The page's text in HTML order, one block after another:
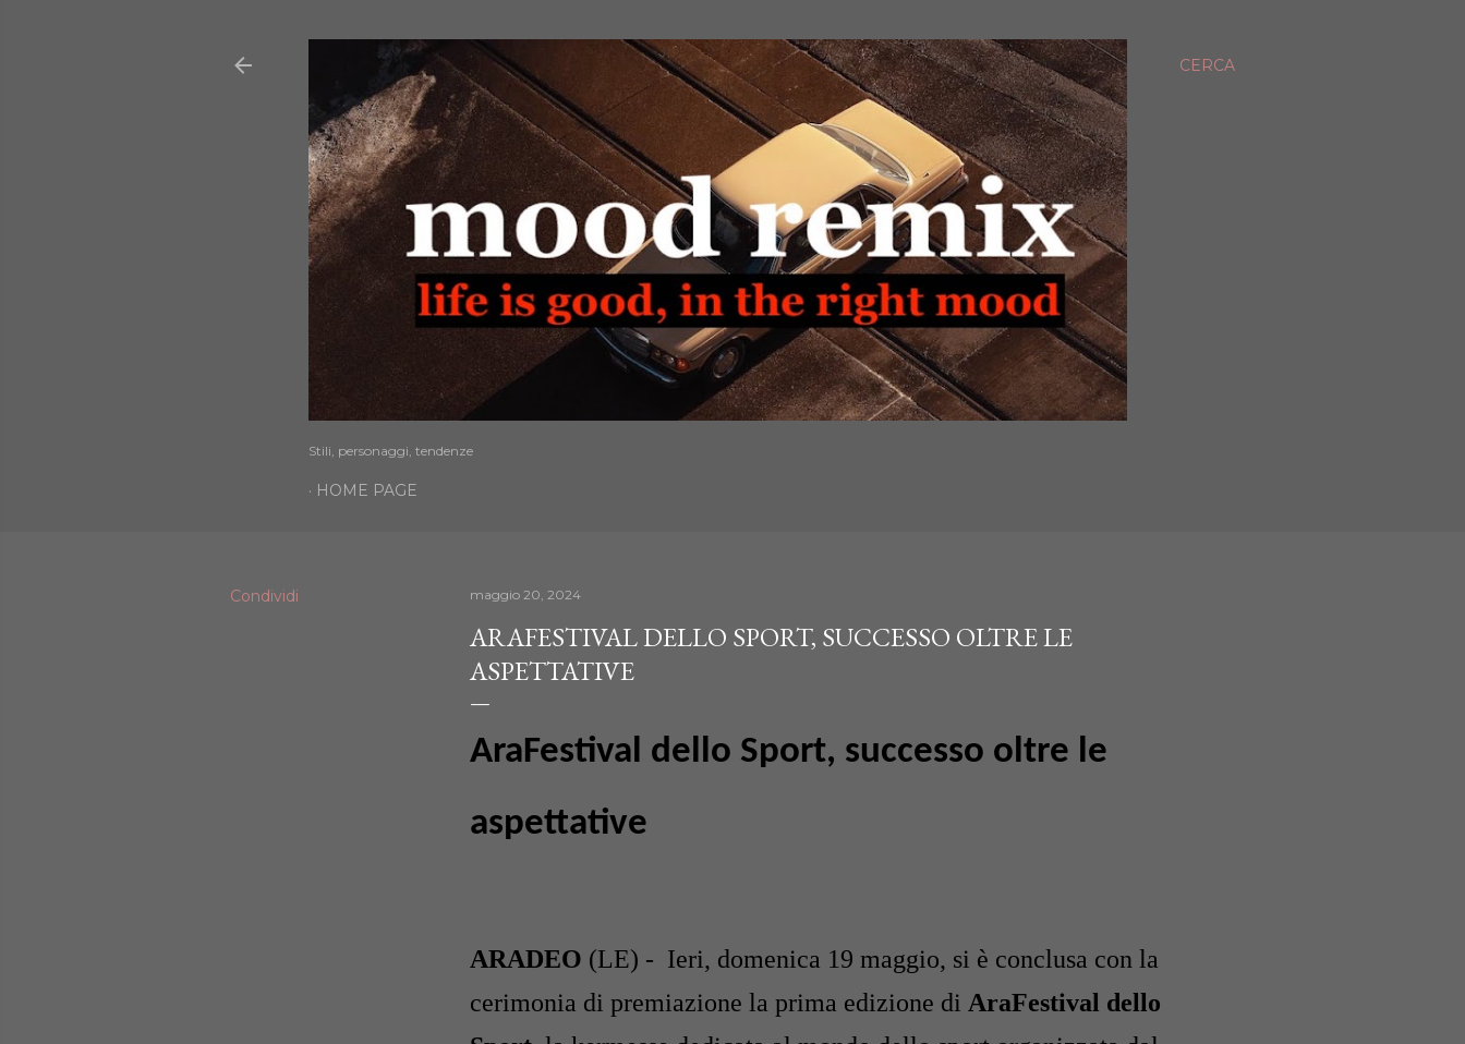
CERCA
Stili, personaggi, tendenze
HOME PAGE
Condividi maggio 20, 2024
ARAFESTIVAL DELLO SPORT, SUCCESSO OLTRE LE
ASPETTATIVE
AraFestival dello Sport, successo oltre le
aspettative
ARADEO (LE) - Ieri, domenica 19 maggio, si è conclusa con la
cerimonia di premiazione la prima edizione di AraFestival dello